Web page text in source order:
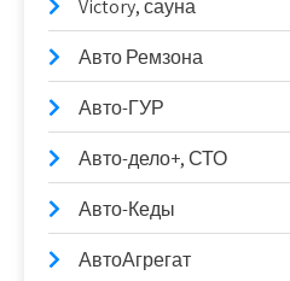
Victory, сауна
Авто Ремзона
Авто-ГУР
Авто-дело+, СТО
Авто-Кеды
АвтоАгрегат